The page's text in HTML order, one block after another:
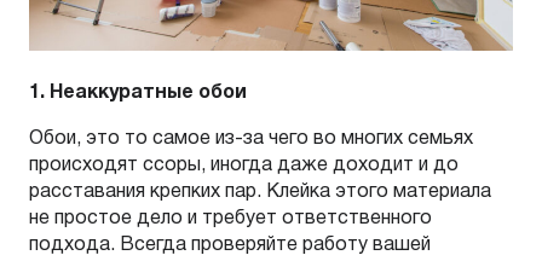
1. Неаккуратные обои
Обои, это то самое из-за чего во многих семьях
происходят ссоры, иногда даже доходит и до
расставания крепких пар. Клейка этого материала
не простое дело и требует ответственного
подхода. Всегда проверяйте работу вашей